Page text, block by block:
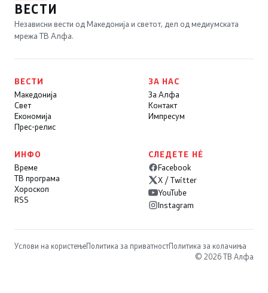
ВЕСТИ
Независни вести од Македонија и светот, дел од медиумската
мрежа ТВ Алфа.
ВЕСТИ
Македонија
Свет
Економија
Прес-релис
ЗА НАС
За Алфа
Контакт
Импресум
ИНФО
Време
ТВ програма
Хороскоп
RSS
СЛЕДЕТЕ НÉ
Facebook
X / Twitter
YouTube
Instagram
Услови на користењеПолитика за приватностПолитика за колачиња
© 2026 ТВ Алфа